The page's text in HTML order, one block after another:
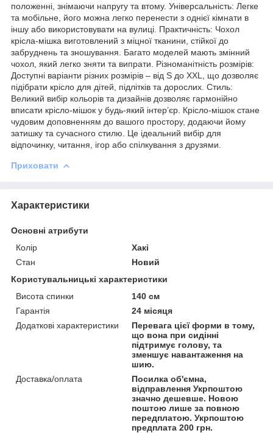
положенні, знімаючи напругу та втому. Універсальність: Легке
та мобільне, його можна легко перенести з однієї кімнати в
іншу або використовувати на вулиці. Практичність: Чохол
крісла-мішка виготовлений з міцної тканини, стійкої до
забруднень та зношування. Багато моделей мають змінний
чохол, який легко зняти та випрати. Різноманітність розмірів:
Доступні варіанти різних розмірів – від S до XXL, що дозволяє
підібрати крісло для дітей, підлітків та дорослих. Стиль:
Великий вибір кольорів та дизайнів дозволяє гармонійно
вписати крісло-мішок у будь-який інтер’єр. Крісло-мішок стане
чудовим доповненням до вашого простору, додаючи йому
затишку та сучасного стилю. Це ідеальний вибір для
відпочинку, читання, ігор або спілкування з друзями.
Приховати
Характеристики
Основні атрибути
Колір
Хакі
Стан
Новий
Користувальницькі характеристики
Висота спинки
140 см
Гарантія
24 місяця
Додаткові характеристики
Перевага цієї форми в тому,
що вона при сидінні
підтримує голову, та
зменшує навантаження на
шию.
Доставка/оплата
Посилка об'ємна,
відправлення Укрпоштою
значно дешевше. Новою
поштою лише за повною
передплатою. Укрпоштою
предплата 200 грн.